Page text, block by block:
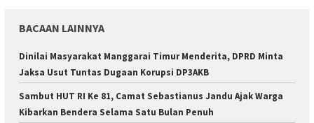
BACAAN LAINNYA
Dinilai Masyarakat Manggarai Timur Menderita, DPRD Minta
Jaksa Usut Tuntas Dugaan Korupsi DP3AKB
Sambut HUT RI Ke 81, Camat Sebastianus Jandu Ajak Warga
Kibarkan Bendera Selama Satu Bulan Penuh